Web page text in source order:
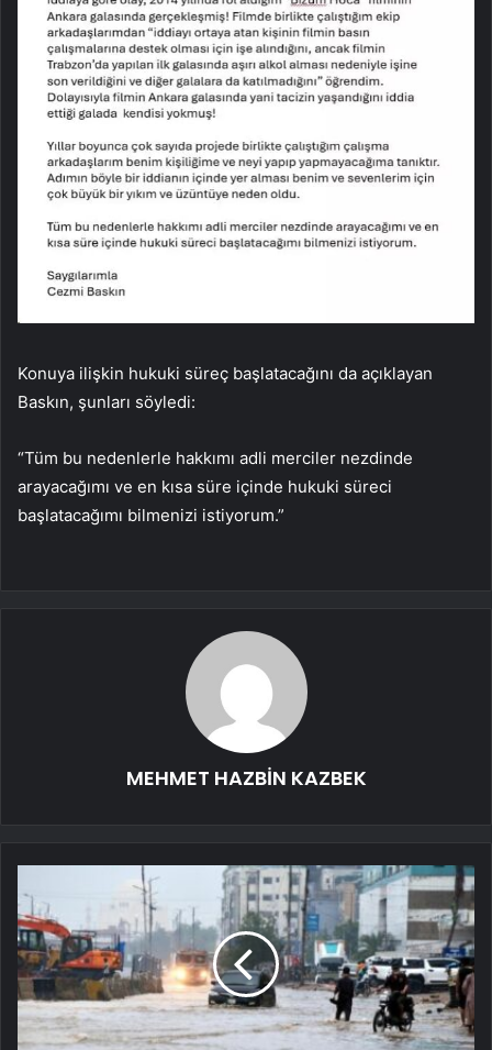
Konuya ilişkin hukuki süreç başlatacağını da açıklayan
Baskın, şunları söyledi:
“Tüm bu nedenlerle hakkımı adli merciler nezdinde
arayacağımı ve en kısa süre içinde hukuki süreci
başlatacağımı bilmenizi istiyorum.”
MEHMET HAZBİN KAZBEK